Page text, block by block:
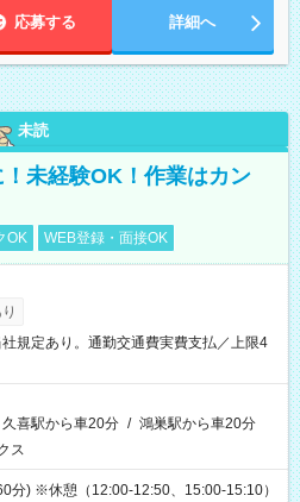
応募する 詳細へ
未読
未経験OK！作業はカン
OK WEB登録・面接OK
規定あり。通勤交通費実費支払／上限4
久喜駅から車20分 / 鴻巣駅から車20分
ス
分) ※休憩（12:00-12:50、15:00-15:10）